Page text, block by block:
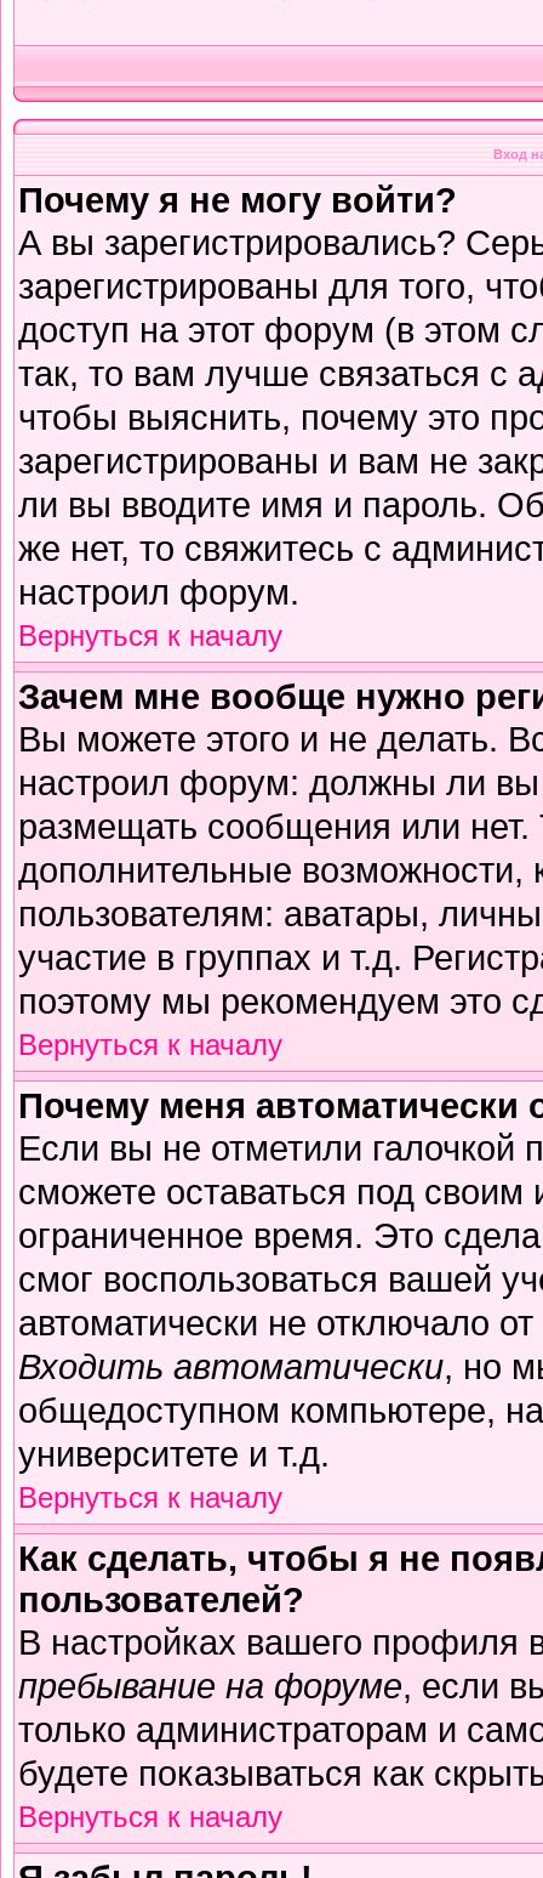
Вход
Почему я не могу войти?
А вы зарегистрировались?
зарегистрированы для того,
доступ на этот форум (в этом
так, то вам лучше связаться с
чтобы выяснить, почему это
зарегистрированы и вам не
ли вы вводите имя и пароль.
же нет, то свяжитесь с
настроил форум.
Вернуться к началу
Зачем мне вообще нужно
Вы можете этого и не делать.
настроил форум: должны ли вы
размещать сообщения или
дополнительные
пользователям: аватары,
участие в группах и т.д.
поэтому мы рекомендуем это
Вернуться к началу
Почему меня автоматически
Если вы не отметили галочкой
сможете оставаться под
ограниченное время. Это
смог воспользоваться вашей
автоматически не отключало
Входить автоматически, но
общедоступном компьютере,
университете и т.д.
Вернуться к началу
Как сделать, чтобы я не
пользователей?
В настройках вашего
пребывание на форуме, если
только администраторам и
будете показываться как
Вернуться к началу